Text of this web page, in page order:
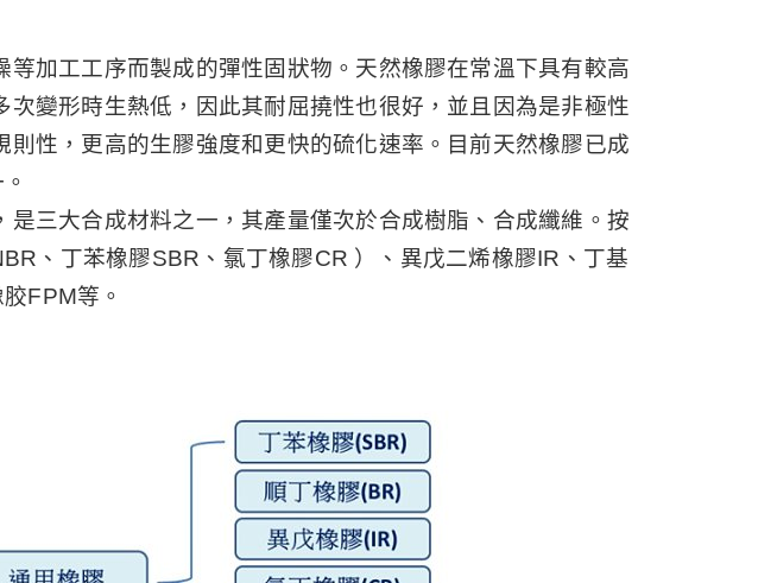
加工工序而製成的彈性固狀物。天然橡膠在常溫下具有較高
變形時生熱低，因此其耐屈撓性也很好，並且因為是非極性
性，更高的生膠強度和更快的硫化速率。目前天然橡膠已成
三大合成材料之一，其產量僅次於合成樹脂、合成纖維。按
、丁苯橡膠SBR、氯丁橡膠CR ）、異戊二烯橡膠IR、丁基
FPM等。